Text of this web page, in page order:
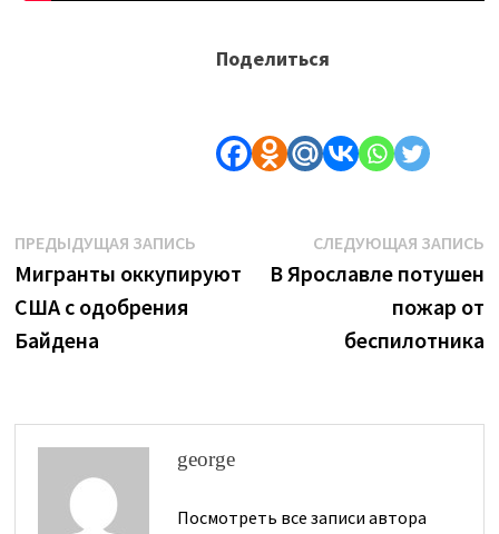
Поделиться
Навигация
по
записям
ПРЕДЫДУЩАЯ ЗАПИСЬПредыдущая
запись:
Мигранты оккупируют
США с одобрения
Байдена
СЛЕДУЮЩАЯ ЗАПИСЬ
В Ярославле потушен
пожар от
беспилотника
george
Посмотреть все записи автора